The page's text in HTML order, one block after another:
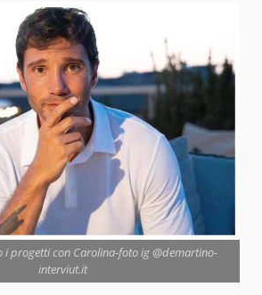
i progetti con Carolina-foto ig @demartino-
interviut.it